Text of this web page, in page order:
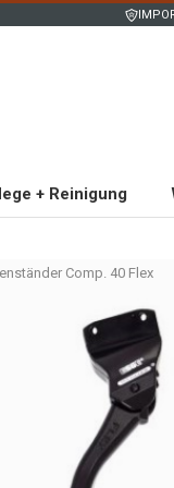
+ Reinigung
Comp. 40 Flex